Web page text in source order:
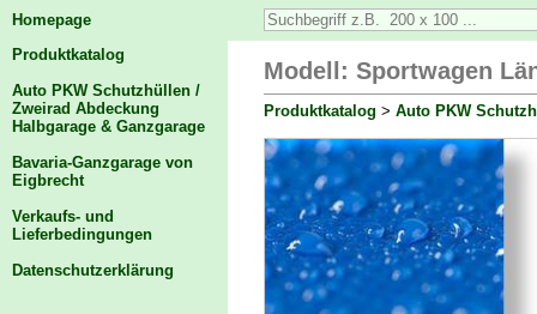
Homepage
Produktkatalog
Auto PKW Schutzhüllen /
Zweirad Abdeckung
Halbgarage & Ganzgarage
Bavaria-Ganzgarage von
Eigbrecht
Verkaufs- und
Lieferbedingungen
Datenschutzerklärung
Modell: Sportwagen
Produktkatalog > Auto PKW